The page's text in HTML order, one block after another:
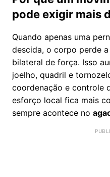
pode exigir mais
Quando apenas uma
descida, o corpo perde
bilateral de força. Isso
joelho, quadril e
coordenação e controle
esforço local fica mais
sempre acontece no